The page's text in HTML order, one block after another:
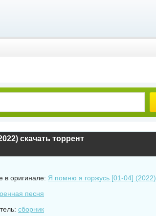
скачать торрент
в оригинале: Я помню я горжусь [01-04] (2022)
песня
сборник